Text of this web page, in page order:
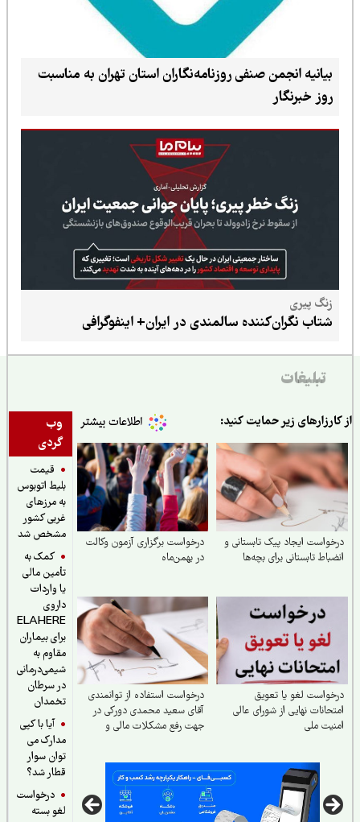
بیانیه انجمن صنفی روزنامه‌نگاران استان تهران به مناسبت
روز خبرنگار
زنگ پیری
شتاب نگران‌کننده سالمندی در ایران+ اینفوگرافی
تبلیغات
وب
گردی
قیمت
بلیط اتوبوس
به مرزهای
غربی کشور
مشخص شد
کمک به
تأمین مالی
یا واردات
داروی
ELAHERE
برای بیماران
مقاوم به
شیمی‌درمانی
در سرطان
تخمدان
آیا با کپی
مدارک می
توان سوار
قطار شد؟
درخواست
لغو بسته
زیر حمایت کنید:
ایجاد پیک تابستانی و
تابستانی برای بچه‌ها
درخواست برگزاری آزمون وکالت
در بهمن‌ماه
لغو یا تعویق
نهایی از شورای عالی
ملی
درخواست استفاده از توانمندی
آقای سعید محمدی دورکی در
جهت رفع مشکلات مالی و